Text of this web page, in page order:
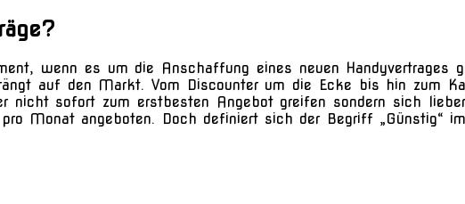
wenn es um die Anschaffung eines neuen Handyvertrages
auf den Markt. Vom Discounter um die Ecke bis hin zum
nicht sofort zum erstbesten Angebot greifen sondern sich
Monat angeboten. Doch definiert sich der Begriff „Günstig“